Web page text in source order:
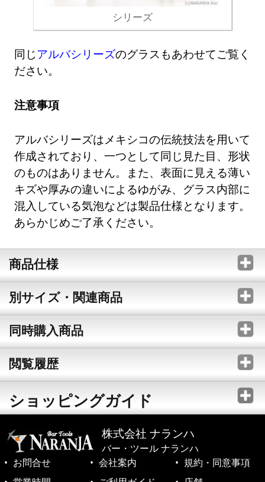
シリーズ
同じ アルバシリーズのグラスもあわせてご覧く
ださい。
注意事項
アルバシリーズはメキシコの伝統技法を用いて
作成されており、一つとして同じ見た目、形状
のものはありません。また、表面に見える薄い
キズや厚みの違いによるゆがみ、グラス内部に
混入している気泡などは製品仕様となります。
あらかじめご了承ください。
商品仕様
別サイズ・関連商品
同時購入商品
閲覧履歴
ショッピングガイド
株式会社 ナランハ
バー・ツール ナランハ
お問合せ
会社案内
規約・同意事項